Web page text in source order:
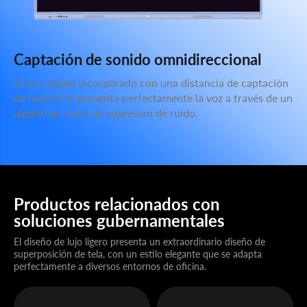
Captación de sonido omnidireccional
El micrófono incorporado con una distancia de captación
de hasta 8 m presenta perfectamente la voz a través de un
algoritmo único de supresión de ruido.
Productos relacionados con
soluciones gubernamentales
El diseño de lujo ligero presenta un extraordinario diseño de
superposición de tela, con un estilo elegante que se adapta
perfectamente a diversos entornos de oficina.